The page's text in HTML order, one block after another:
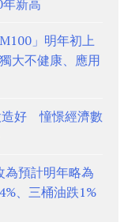
新高
」明年初上
大不健康、應用
造好 憧憬經濟數
為預計明年略為
、三桶油跌1%